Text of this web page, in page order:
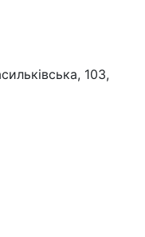
103,